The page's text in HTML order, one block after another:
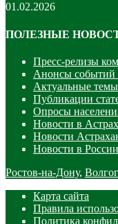
01.02.2026
ПОЛЕЗНЫЕ
Пресс-релизы
Анонсы событий
Актуальные темы
Публикации
Опросы
Новости в
Новости
Новости в России
Ростов-на-Дону,
Карта сайта
Правила
Политика